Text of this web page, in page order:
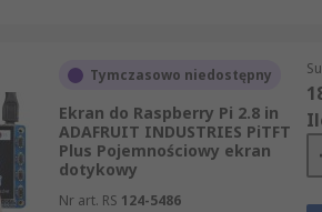
Tymczasowo niedostępny
Ekran do Raspberry Pi 2.8 in
ADAFRUIT INDUSTRIES PiTFT
Plus Pojemnościowy ekran
dotykowy
Nr art. RS 124-5486